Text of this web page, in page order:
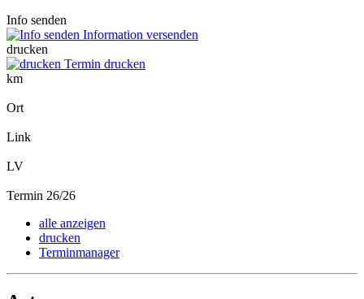
Info senden
Information versenden
drucken
Termin drucken
km
Ort
Link
LV
Termin 26/26
alle anzeigen
drucken
Terminmanager